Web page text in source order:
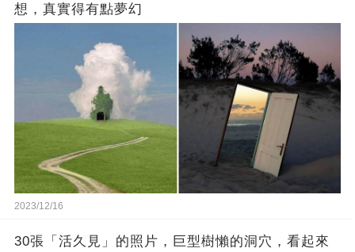
想，真實得有點夢幻
2023/12/16
30張「活久見」的照片，巨型樹懶的洞穴，看起來